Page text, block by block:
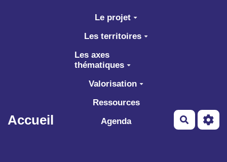
Aller au contenu principal
Accueil
Le projet
Les territoires
Les axes
thématiques
Valorisation
Ressources
Agenda